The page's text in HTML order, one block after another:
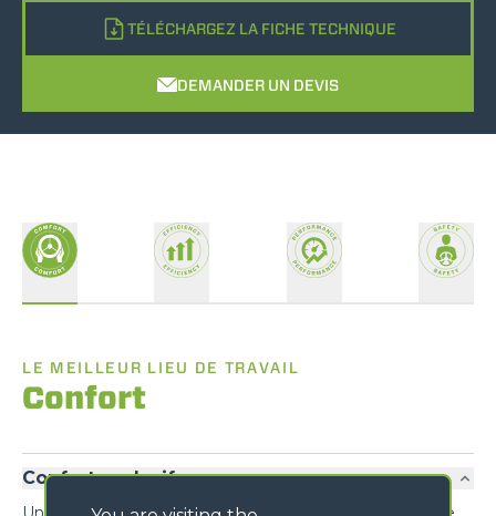
TÉLÉCHARGEZ LA FICHE TECHNIQUE
DEMANDER UN DEVIS
LE MEILLEUR LIEU DE TRAVAIL
Confort
Confort exclusif